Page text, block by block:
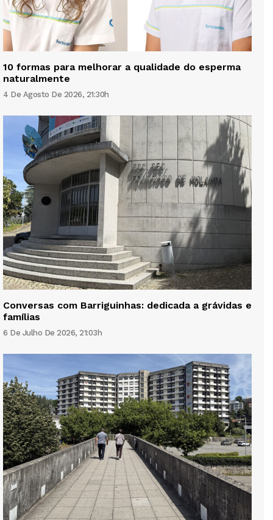
10 formas para melhorar a qualidade do esperma
naturalmente
4 De Agosto De 2026, 21:30h
Conversas com Barriguinhas: dedicada a grávidas e
famílias
6 De Julho De 2026, 21:03h